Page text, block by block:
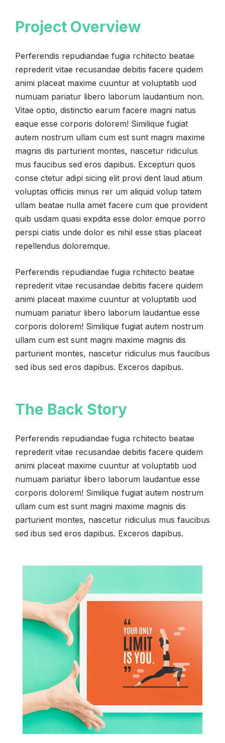
Project Overview
Perferendis repudiandae fugia rchitecto beatae
reprederit vitae recusandae debitis facere quidem
animi placeat maxime cuuntur at voluptatib uod
numuam pariatur libero laborum laudantium non.
Vitae optio, distinctio earum facere magni natus
eaque esse corporis dolorem! Similique fugiat
autem nostrum ullam cum est sunt magni maxime
magnis dis parturient montes, nascetur ridiculus
mus faucibus sed eros dapibus. Excepturi quos
conse ctetur adipi sicing elit provi dent laud atium
voluptas officiis minus rer um aliquid volup tatem
ullam beatae nulla amet facere cum que provident
quib usdam quasi expdita esse dolor emque porro
perspi ciatis unde dolor es nihil esse stias placeat
repellendus doloremque.
Perferendis repudiandae fugia rchitecto beatae
reprederit vitae recusandae debitis facere quidem
animi placeat maxime cuuntur at voluptatib uod
numuam pariatur libero laborum laudantue esse
corporis dolorem! Similique fugiat autem nostrum
ullam cum est sunt magni maxime magnis dis
parturient montes, nascetur ridiculus mus faucibus
sed ibus sed eros dapibus. Exceros dapibus.
The Back Story
Perferendis repudiandae fugia rchitecto beatae
reprederit vitae recusandae debitis facere quidem
animi placeat maxime cuuntur at voluptatib uod
numuam pariatur libero laborum laudantue esse
corporis dolorem! Similique fugiat autem nostrum
ullam cum est sunt magni maxime magnis dis
parturient montes, nascetur ridiculus mus faucibus
sed ibus sed eros dapibus. Exceros dapibus.